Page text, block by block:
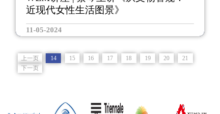
近现代女性生活图景》
11-05-2024
上一页 14 15 16 17 18 19 20
21
下一页